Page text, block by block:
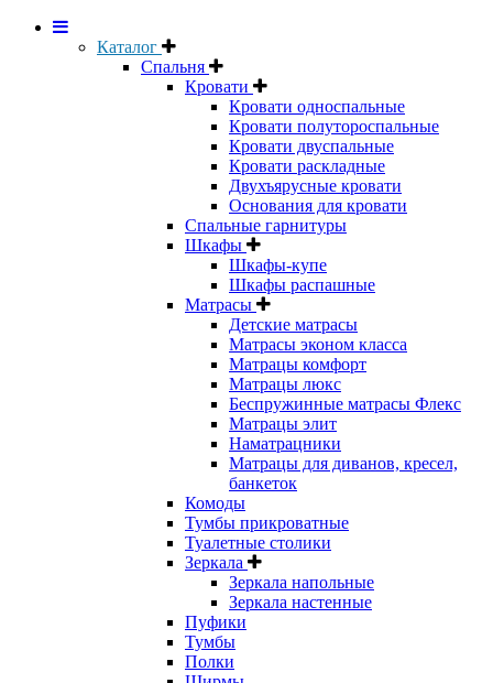
Каталог
Спальня
Кровати
Кровати односпальные
Кровати полутороспальные
Кровати двуспальные
Кровати раскладные
Двухъярусные кровати
Основания для кровати
Спальные гарнитуры
Шкафы
Шкафы-купе
Шкафы распашные
Матрасы
Детские матрасы
Матрасы эконом класса
Матрацы комфорт
Матрацы люкс
Беспружинные матрасы Флекс
Матрацы элит
Наматрацники
Матрацы для диванов, кресел,
банкеток
Комоды
Тумбы прикроватные
Туалетные столики
Зеркала
Зеркала напольные
Зеркала настенные
Пуфики
Тумбы
Полки